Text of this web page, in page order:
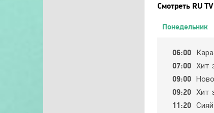
Смотреть RU
Понедельник
06:00
07:00 Хит
09:00
09:20 Хит
11:20